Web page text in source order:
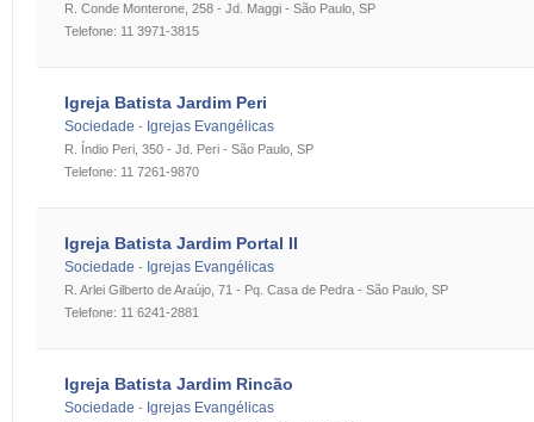
R. Conde Monterone, 258 - Jd. Maggi - São Paulo, SP
Telefone: 11 3971-3815
Igreja Batista Jardim Peri
Sociedade - Igrejas Evangélicas
R. Índio Peri, 350 - Jd. Peri - São Paulo, SP
Telefone: 11 7261-9870
Igreja Batista Jardim Portal II
Sociedade - Igrejas Evangélicas
R. Arlei Gilberto de Araújo, 71 - Pq. Casa de Pedra - São Paulo, SP
Telefone: 11 6241-2881
Igreja Batista Jardim Rincão
Sociedade - Igrejas Evangélicas